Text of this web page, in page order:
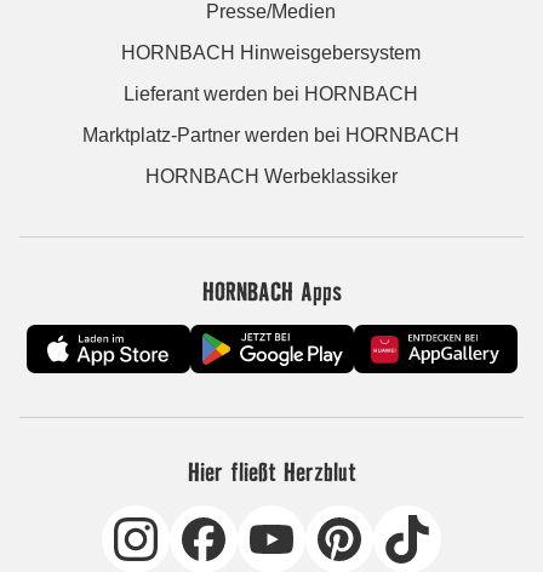
Presse/Medien
HORNBACH Hinweisgebersystem
Lieferant werden bei HORNBACH
Marktplatz-Partner werden bei HORNBACH
HORNBACH Werbeklassiker
HORNBACH Apps
Hier fließt Herzblut